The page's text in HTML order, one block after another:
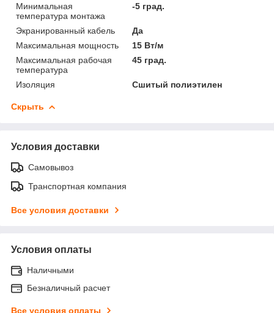
Минимальная
температура монтажа
-5 град.
Экранированный кабель
Да
Максимальная мощность
15 Вт/м
Максимальная рабочая
температура
45 град.
Изоляция Сшитый полиэтилен
Скрыть
Условия доставки
Самовывоз
Транспортная компания
Все условия доставки
Условия оплаты
Наличными
Безналичный расчет
Все условия оплаты